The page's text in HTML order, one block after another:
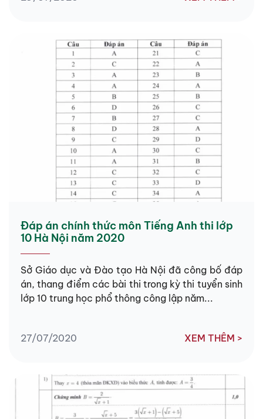
Đáp án chính thức môn Tiếng Anh thi lớp
10 Hà Nội năm 2020
Sở Giáo dục và Đào tạo Hà Nội đã công bố đáp
án, thang điểm các bài thi trong kỳ thi tuyển sinh
lớp 10 trung học phổ thông công lập năm...
27/07/2020 XEM THÊM >